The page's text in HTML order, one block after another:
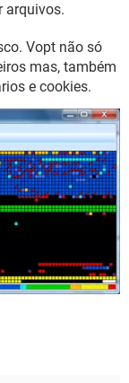
arquivos.
Vopt não só
mas, também
e cookies.